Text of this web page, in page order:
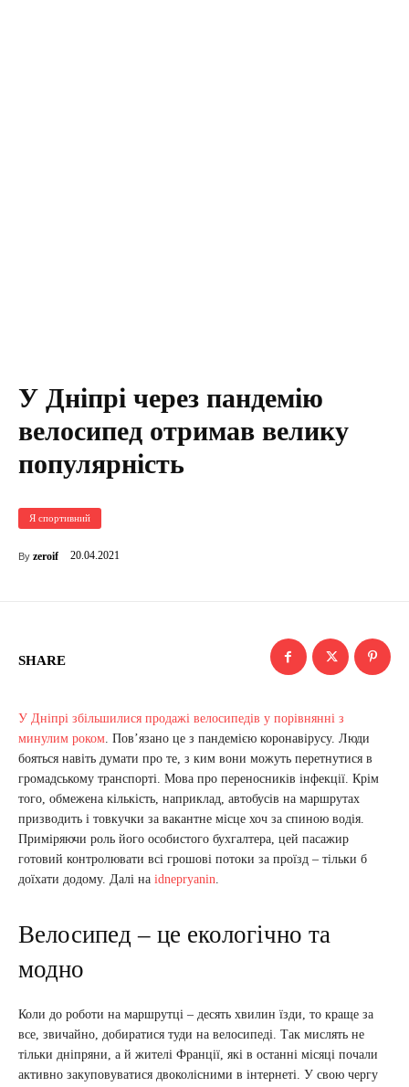
У Дніпрі через пандемію
велосипед отримав велику
популярність
Я спортивний
By zeroif 20.04.2021
SHARE
У Дніпрі збільшилися продажі велосипедів у порівнянні з
минулим роком. Пов’язано це з пандемією коронавірусу. Люди
бояться навіть думати про те, з ким вони можуть перетнутися в
громадському транспорті. Мова про переносників інфекції. Крім
того, обмежена кількість, наприклад, автобусів на маршрутах
призводить і товкучки за вакантне місце хоч за спиною водія.
Приміряючи роль його особистого бухгалтера, цей пасажир
готовий контролювати всі грошові потоки за проїзд – тільки б
доїхати додому. Далі на idnepryanin.
Велосипед – це екологічно та
модно
Коли до роботи на маршрутці – десять хвилин їзди, то краще за
все, звичайно, добиратися туди на велосипеді. Так мислять не
тільки дніпряни, а й жителі Франції, які в останні місяці почали
активно закуповуватися двоколісними в інтернеті. У свою чергу